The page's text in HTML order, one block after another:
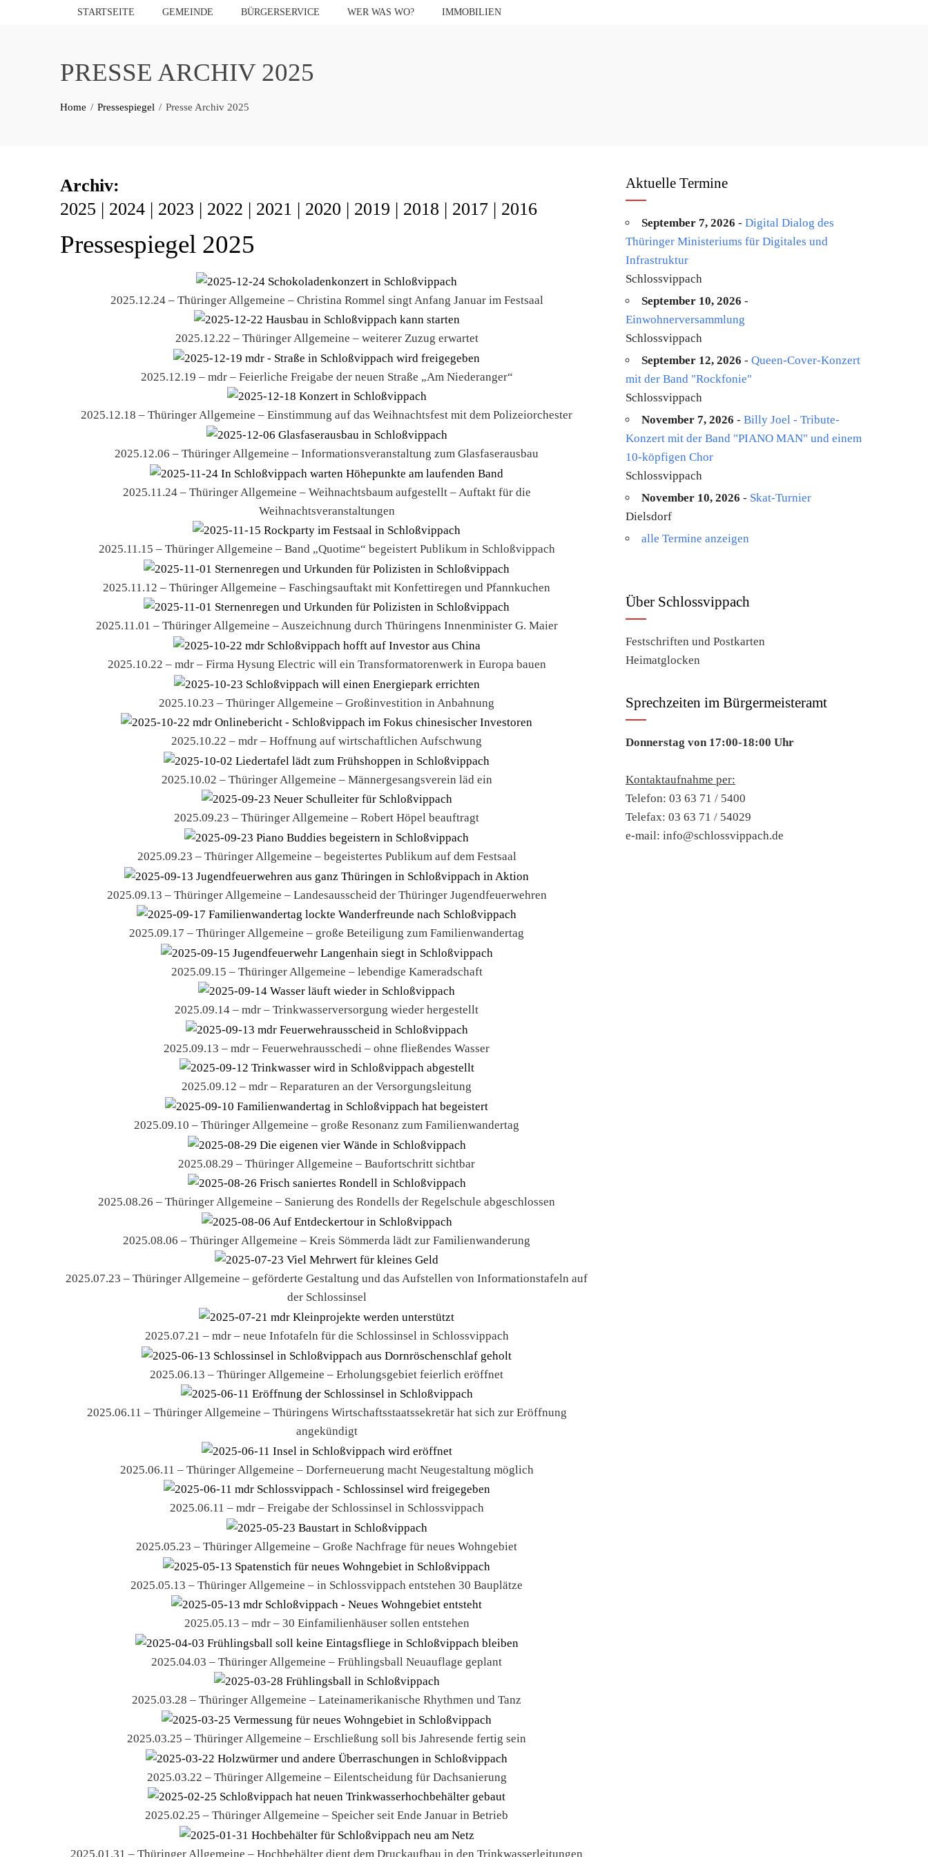
STARTSEITE GEMEINDE BÜRGERSERVICE WER WAS WO? IMMOBILIEN
PRESSE ARCHIV 2025
Home Pressespiegel Presse Archiv 2025
Archiv:
2025 | 2024 | 2023 | 2022 | 2021 | 2020 | 2019 | 2018 | 2017 | 2016
Pressespiegel 2025
2025.12.24 – Thüringer Allgemeine – Christina Rommel singt Anfang Januar im Festsaal
2025.12.22 – Thüringer Allgemeine – weiterer Zuzug erwartet
2025.12.19 – mdr – Feierliche Freigabe der neuen Straße „Am Niederanger“
2025.12.18 – Thüringer Allgemeine – Einstimmung auf das Weihnachtsfest mit dem Polizeiorchester
2025.12.06 – Thüringer Allgemeine – Informationsveranstaltung zum Glasfaserausbau
2025.11.24 – Thüringer Allgemeine – Weihnachtsbaum aufgestellt – Auftakt für die
Weihnachtsveranstaltungen
2025.11.15 – Thüringer Allgemeine – Band „Quotime“ begeistert Publikum in Schloßvippach
2025.11.12 – Thüringer Allgemeine – Faschingsauftakt mit Konfettiregen und Pfannkuchen
2025.11.01 – Thüringer Allgemeine – Auszeichnung durch Thüringens Innenminister G. Maier
2025.10.22 – mdr – Firma Hysung Electric will ein Transformatorenwerk in Europa bauen
2025.10.23 – Thüringer Allgemeine – Großinvestition in Anbahnung
2025.10.22 – mdr – Hoffnung auf wirtschaftlichen Aufschwung
2025.10.02 – Thüringer Allgemeine – Männergesangsverein läd ein
2025.09.23 – Thüringer Allgemeine – Robert Höpel beauftragt
2025.09.23 – Thüringer Allgemeine – begeistertes Publikum auf dem Festsaal
2025.09.13 – Thüringer Allgemeine – Landesausscheid der Thüringer Jugendfeuerwehren
2025.09.17 – Thüringer Allgemeine – große Beteiligung zum Familienwandertag
2025.09.15 – Thüringer Allgemeine – lebendige Kameradschaft
2025.09.14 – mdr – Trinkwasserversorgung wieder hergestellt
2025.09.13 – mdr – Feuerwehrausschedi – ohne fließendes Wasser
2025.09.12 – mdr – Reparaturen an der Versorgungsleitung
2025.09.10 – Thüringer Allgemeine – große Resonanz zum Familienwandertag
2025.08.29 – Thüringer Allgemeine – Baufortschritt sichtbar
2025.08.26 – Thüringer Allgemeine – Sanierung des Rondells der Regelschule abgeschlossen
2025.08.06 – Thüringer Allgemeine – Kreis Sömmerda lädt zur Familienwanderung
2025.07.23 – Thüringer Allgemeine – geförderte Gestaltung und das Aufstellen von Informationstafeln auf
der Schlossinsel
2025.07.21 – mdr – neue Infotafeln für die Schlossinsel in Schlossvippach
2025.06.13 – Thüringer Allgemeine – Erholungsgebiet feierlich eröffnet
2025.06.11 – Thüringer Allgemeine – Thüringens Wirtschaftsstaatssekretär hat sich zur Eröffnung
angekündigt
2025.06.11 – Thüringer Allgemeine – Dorferneuerung macht Neugestaltung möglich
2025.06.11 – mdr – Freigabe der Schlossinsel in Schlossvippach
2025.05.23 – Thüringer Allgemeine – Große Nachfrage für neues Wohngebiet
2025.05.13 – Thüringer Allgemeine – in Schlossvippach entstehen 30 Bauplätze
2025.05.13 – mdr – 30 Einfamilienhäuser sollen entstehen
2025.04.03 – Thüringer Allgemeine – Frühlingsball Neuauflage geplant
2025.03.28 – Thüringer Allgemeine – Lateinamerikanische Rhythmen und Tanz
2025.03.25 – Thüringer Allgemeine – Erschließung soll bis Jahresende fertig sein
2025.03.22 – Thüringer Allgemeine – Eilentscheidung für Dachsanierung
2025.02.25 – Thüringer Allgemeine – Speicher seit Ende Januar in Betrieb
2025.01.31 – Thüringer Allgemeine – Hochbehälter dient dem Druckaufbau in den Trinkwasserleitungen
Aktuelle Termine
September 7, 2026 - Digital Dialog des
Thüringer Ministeriums für Digitales und
Infrastruktur
Schlossvippach
September 10, 2026 -
Einwohnerversammlung
Schlossvippach
September 12, 2026 - Queen-Cover-Konzert
mit der Band "Rockfonie"
Schlossvippach
November 7, 2026 - Billy Joel - Tribute-
Konzert mit der Band "PIANO MAN" und einem
10-köpfigen Chor
Schlossvippach
November 10, 2026 - Skat-Turnier
Dielsdorf
alle Termine anzeigen
Über Schlossvippach
Festschriften und Postkarten
Heimatglocken
Sprechzeiten im Bürgermeisteramt
Donnerstag von 17:00-18:00 Uhr
Kontaktaufnahme per:
Telefon: 03 63 71 / 5400
Telefax: 03 63 71 / 54029
e-mail: info@schlossvippach.de